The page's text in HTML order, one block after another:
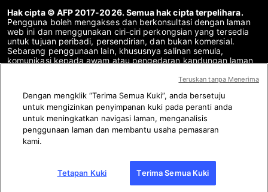
Hak cipta © AFP 2017-2026. Semua hak cipta terpelihara.
Pengguna boleh mengakses dan berkonsultasi dengan laman
web ini dan menggunakan ciri-ciri perkongsian yang tersedia
untuk tujuan peribadi, persendirian, dan bukan komersial.
Sebarang penggunaan lain, khususnya salinan semula,
komunikasi kepada awam atau pengedaran kandungan laman
sebarang tujuan lain dan/atau dengan cara lain, tanpa
adalah dilarang sama sekali. Perkara yang digambarkan atau
disertakan melalui pautan dalam kandungan Semakan Fakta
disediakan sebanyak yang diperlukan untuk pemahaman yang
betul mengenai pengesahan maklumat yang berkenaan. AFP
belum memperoleh sebarang hak dari para pengarang atau
pemilik hak cipta kandungan pihak ketiga ini dan tidak akan
Dengan mengklik “Terima Semua Kuki”, anda bersetuju
untuk mengizinkan penyimpanan kuki pada peranti anda
untuk meningkatkan navigasi laman, menganalisis
penggunaan laman dan membantu usaha pemasaran
kami.
Tetapan Kuki Terima Semua Kuki
Teruskan tanpa Menerima